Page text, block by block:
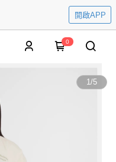
開啟APP
0
1/5